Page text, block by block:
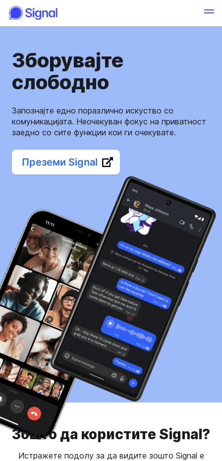
Зборувајте
слободно
Запознајте едно поразлично искуство со
комуникацијата. Неочекуван фокус на приватност
заедно со сите функции кои ги очекувате.
Преземи Signal
Зошто да користите Signal?
Истражете подолу за да видите зошто Signal е